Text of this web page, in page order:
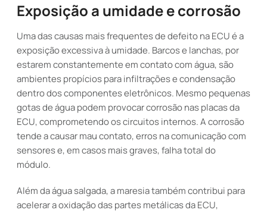
Exposição a umidade e corrosão
Uma das causas mais frequentes de defeito na ECU é a
exposição excessiva à umidade. Barcos e lanchas, por
estarem constantemente em contato com água, são
ambientes propícios para infiltrações e condensação
dentro dos componentes eletrônicos. Mesmo pequenas
gotas de água podem provocar corrosão nas placas da
ECU, comprometendo os circuitos internos. A corrosão
tende a causar mau contato, erros na comunicação com
sensores e, em casos mais graves, falha total do
módulo.
Além da água salgada, a maresia também contribui para
acelerar a oxidação das partes metálicas da ECU,